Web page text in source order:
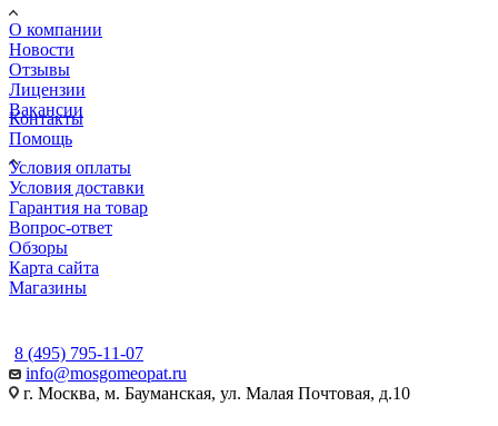
О компании
Новости
Отзывы
Лицензии
Вакансии
Контакты
Помощь
Условия оплаты
Условия доставки
Гарантия на товар
Вопрос-ответ
Обзоры
Карта сайта
Магазины
8 (495) 795-11-07
info@mosgomeopat.ru
г. Москва, м. Бауманская, ул. Малая Почтовая, д.10